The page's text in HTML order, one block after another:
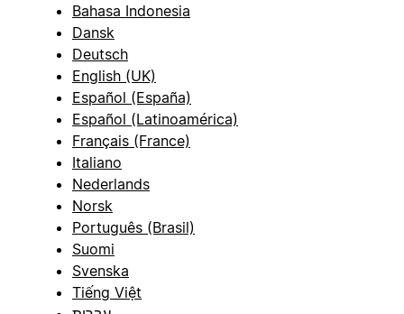
Bahasa Indonesia
Dansk
Deutsch
English (UK)
Español (España)
Español (Latinoamérica)
Français (France)
Italiano
Nederlands
Norsk
Português (Brasil)
Suomi
Svenska
Tiếng Việt